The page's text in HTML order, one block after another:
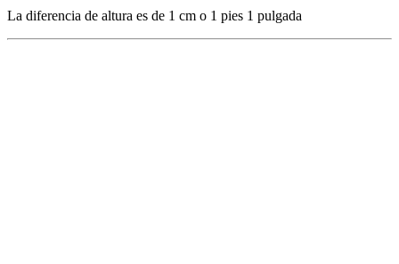
La diferencia de altura es de 1 cm o 1 pies 1 pulgada